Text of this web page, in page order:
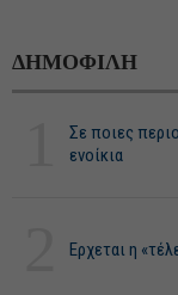
ΔΗΜΟΦΙΛΗ
Σε ποιες
ενοίκια
Ερχεται η